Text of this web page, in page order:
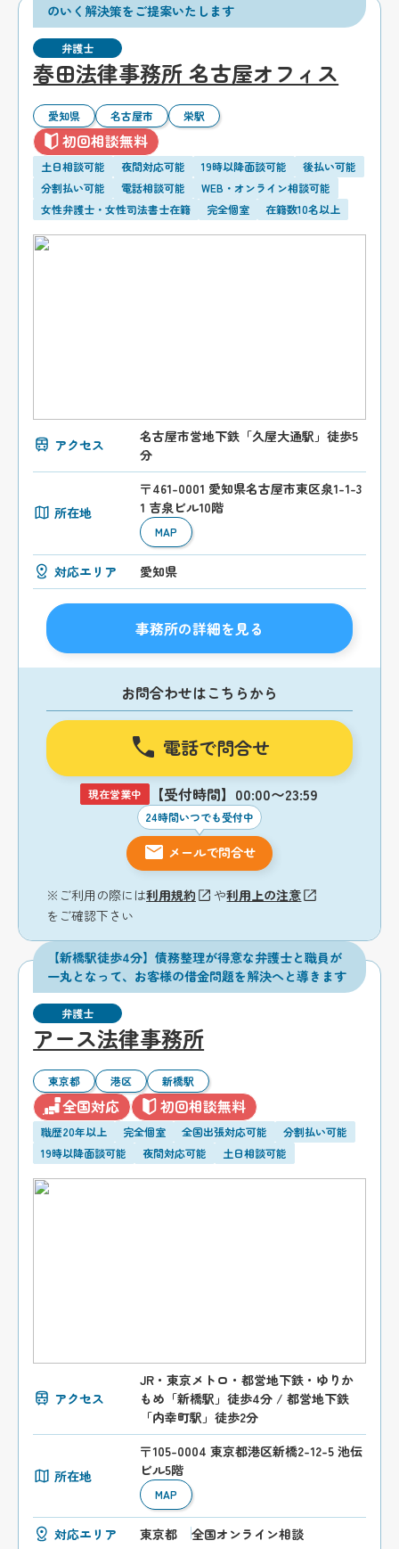
のいく解決策をご提案いたします
弁護士
春田法律事務所 名古屋オフィス
愛知県 名古屋市 栄駅
初回相談無料
土日相談可能 夜間対応可能 19時以降面談可能
後払い可能
分割払い可能
電話相談可能
WEB・オンライン相談可能
女性弁護士・女性司法書士在籍
完全個室 在籍数10名以上
アクセス
名古屋市営地下鉄「久屋大通駅」徒歩5
分
所在地
〒461-0001 愛知県名古屋市東区泉1-1-3
1 吉泉ビル10階
MAP
対応エリア 愛知県
事務所の詳細を見る
お問合わせはこちらから
電話で問合せ
現在営業中 【受付時間】00:00〜23:59
24時間いつでも受付中
メールで問合せ
※ご利用の際には利用規約 や利用上の注意
をご確認下さい
【新橋駅徒歩4分】債務整理が得意な弁護士と職員が
一丸となって、お客様の借金問題を解決へと導きます
弁護士
アース法律事務所
東京都 港区 新橋駅
全国対応 初回相談無料
職歴20年以上 完全個室 全国出張対応可能
分割払い可能
19時以降面談可能
夜間対応可能 土日相談可能
アクセス
JR・東京メトロ・都営地下鉄・ゆりか
もめ「新橋駅」徒歩4分 / 都営地下鉄
「内幸町駅」徒歩2分
所在地
〒105-0004 東京都港区新橋2-12-5 池伝
ビル5階
MAP
対応エリア 東京都 全国オンライン相談